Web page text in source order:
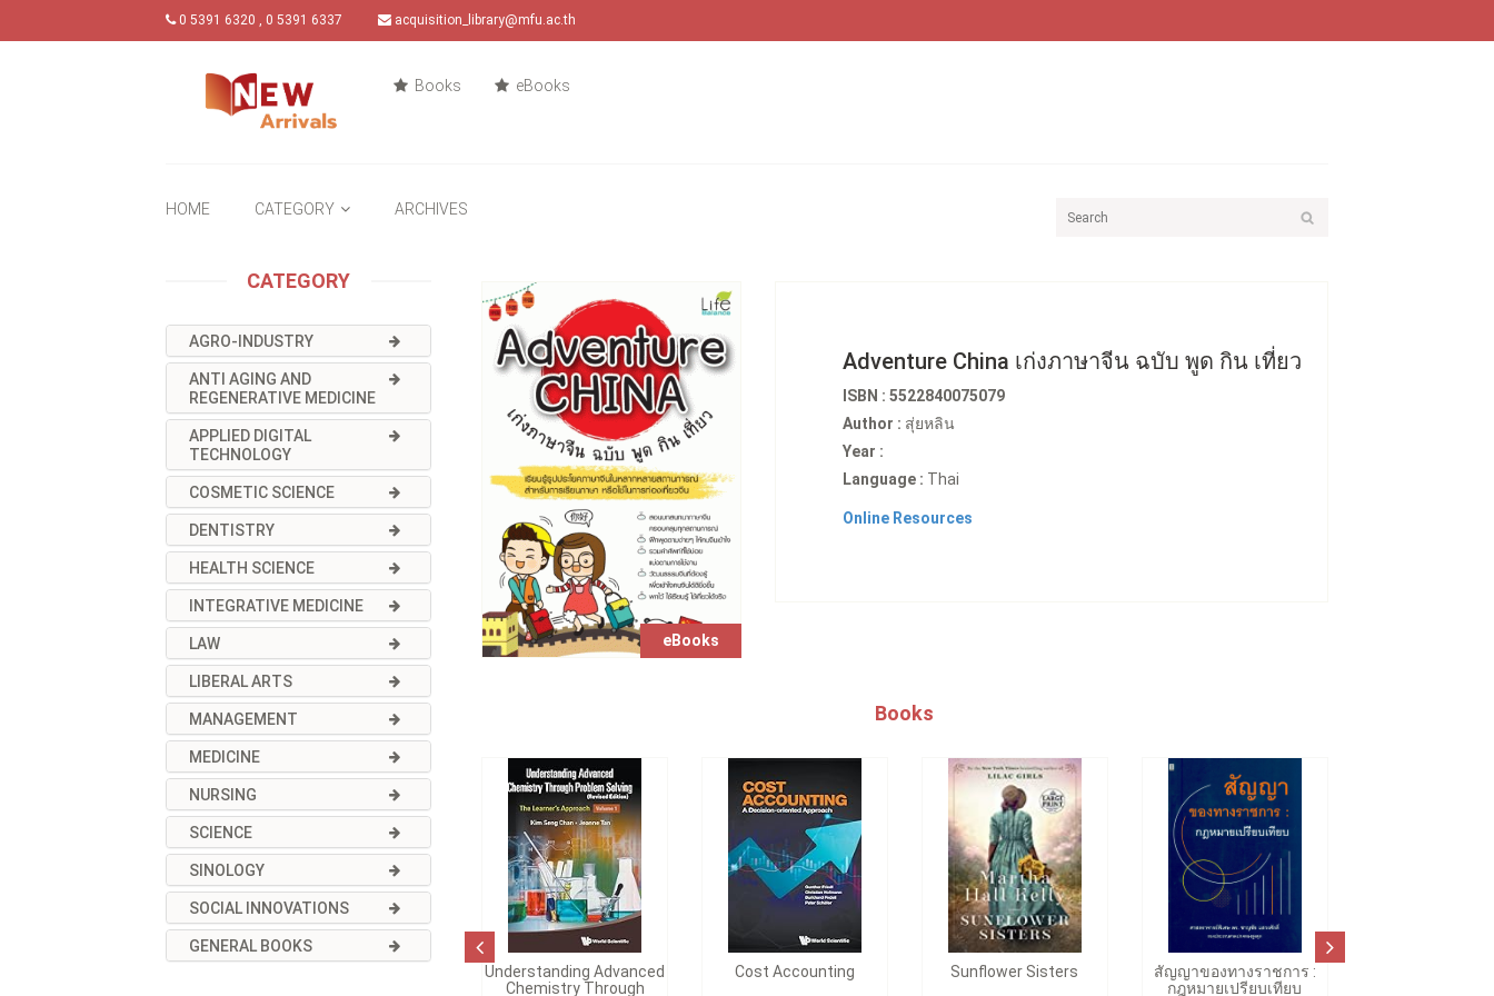
0 5391 6320 , 0 5391 6337 acquisition_library@mfu.ac.th
Books eBooks
HOME CATEGORY ARCHIVES
CATEGORY
AGRO-INDUSTRY
ANTI AGING AND
REGENERATIVE MEDICINE
APPLIED DIGITAL
TECHNOLOGY
COSMETIC SCIENCE
DENTISTRY
HEALTH SCIENCE
INTEGRATIVE MEDICINE
LAW
LIBERAL ARTS
MANAGEMENT
MEDICINE
NURSING
SCIENCE
SINOLOGY
SOCIAL INNOVATIONS
GENERAL BOOKS
eBooks
Adventure China เก่งภาษาจีน ฉบับ พูด กิน เที่ยว
ISBN : 5522840075079
Author : สุ่ยหลิน
Year :
Language : Thai
Online Resources
Books
Understanding Advanced
Chemistry Through
Cost Accounting Sunflower Sisters
สัญญาของทางราชการ :
กฎหมายเปรียบเทียบ